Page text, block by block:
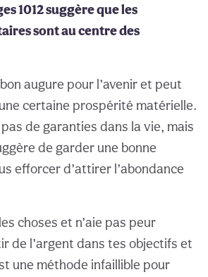
1012 suggère que les
sont au centre des
augure pour l’avenir et peut
certaine prospérité matérielle.
de garanties dans la vie, mais
de garder une bonne
efforcer d’attirer l’abondance
choses et n’aie pas peur
de l’argent dans tes objectifs et
une méthode infaillible pour